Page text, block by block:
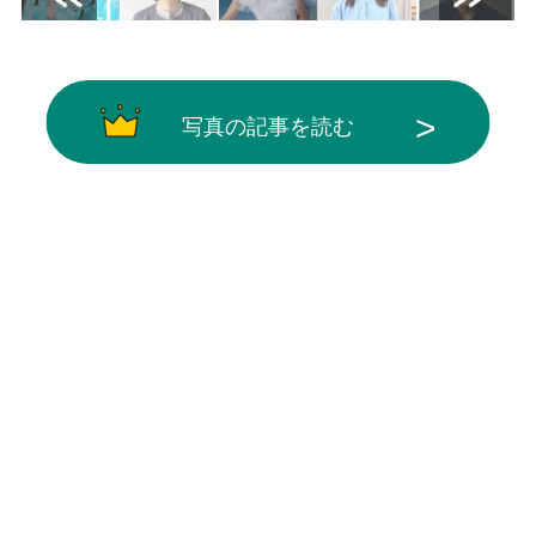
写真の記事を読む